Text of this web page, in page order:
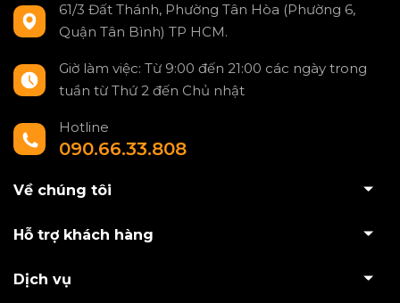
61/3 Đất Thánh, Phường Tân Hòa (Phường 6,
Quận Tân Bình) TP HCM.
Giờ làm việc: Từ 9:00 đến 21:00 các ngày trong
tuần từ Thứ 2 đến Chủ nhật
Hotline
090.66.33.808
Về chúng tôi
Hỗ trợ khách hàng
Dịch vụ